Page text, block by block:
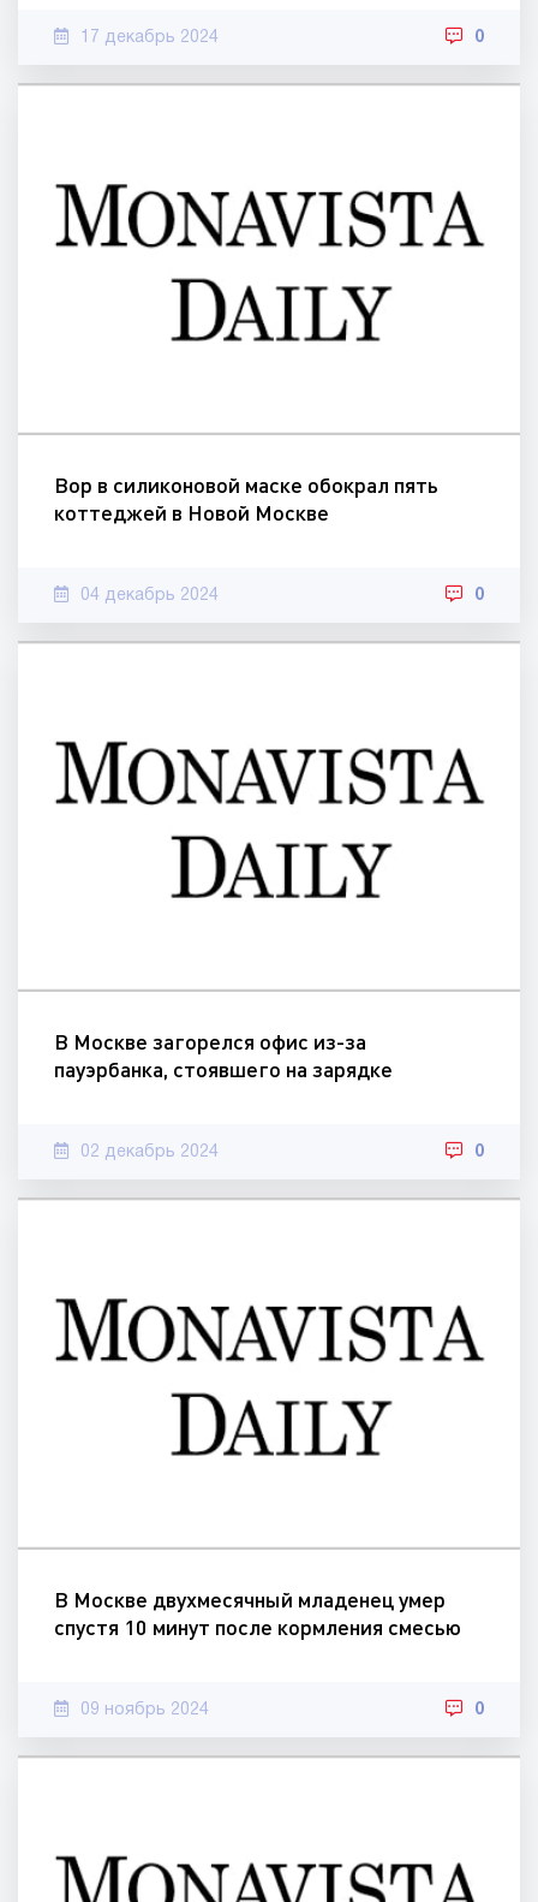
17 декабрь 2024 0
Вор в силиконовой маске обокрал пять
коттеджей в Новой Москве
04 декабрь 2024 0
В Москве загорелся офис из-за
пауэрбанка, стоявшего на зарядке
02 декабрь 2024 0
В Москве двухмесячный младенец умер
спустя 10 минут после кормления смесью
09 ноябрь 2024 0